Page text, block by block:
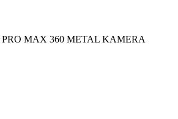
MAX 360 METAL KAMERA